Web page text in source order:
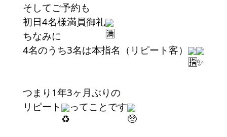
そしてご予約も
初日4名様満員御礼
ちなみに
4名のうち3名は本指名（リピート客）
つまり1年3ヶ月ぶりの
リピート
ってことです